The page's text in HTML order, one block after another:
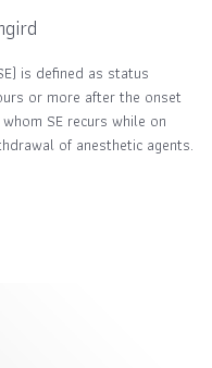
is defined as status
or more after the onset
SE recurs while on
of anesthetic agents.